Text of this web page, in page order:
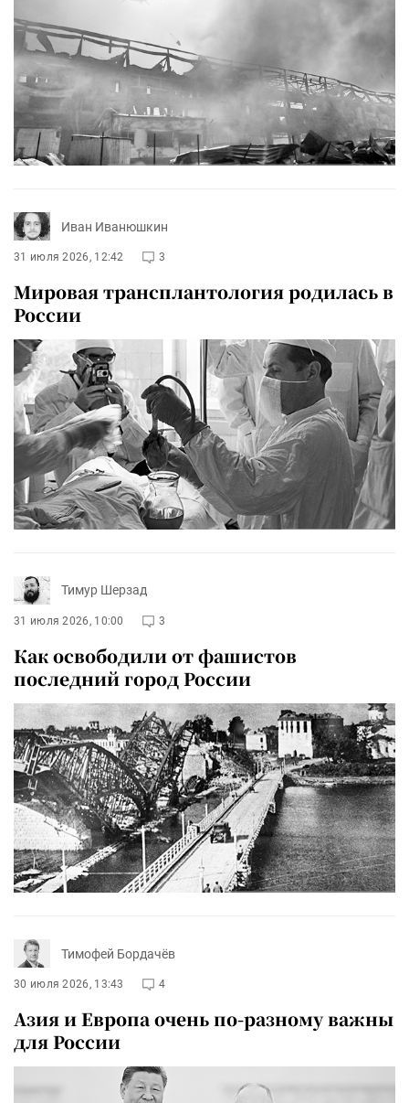
Иван Иванюшкин
31 июля 2026, 12:42 3
Мировая трансплантология родилась в
России
Тимур Шерзад
31 июля 2026, 10:00 3
Как освободили от фашистов
последний город России
Тимофей Бордачёв
30 июля 2026, 13:43 4
Азия и Европа очень по-разному важны
для России